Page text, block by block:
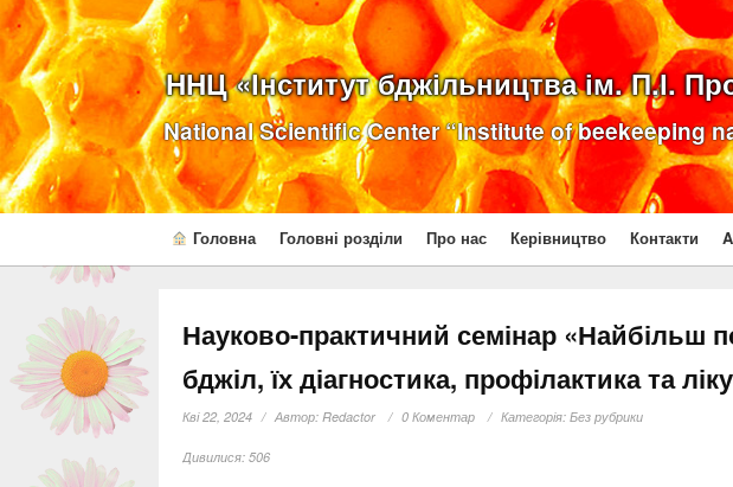
ННЦ «Інститут бджільництва ім. П.І.
National Scientific Center “Institute of beekeeping
Головна Головні розділи Про нас Керівництво Контакти
Науково-практичний семінар «Найбільш
бджіл, їх діагностика, профілактика та
Кві 22, 2024 Автор:Redactor 0 Коментар Категорія:Без рубрики
Дивилися:506